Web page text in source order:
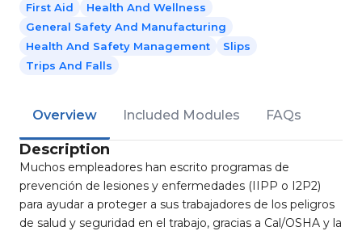
First Aid
Health And Wellness
General Safety And Manufacturing
Health And Safety Management
Slips
Trips And Falls
Overview Included Modules FAQs
Description
Muchos empleadores han escrito programas de
prevención de lesiones y enfermedades (IIPP o I2P2)
para ayudar a proteger a sus trabajadores de los peligros
de salud y seguridad en el trabajo, gracias a Cal/OSHA y la